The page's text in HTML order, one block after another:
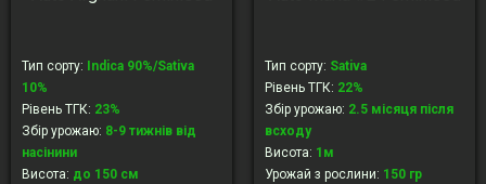
Тип сорту:
Indica 90%/Sativa
10%
Рівень ТГК: 23%
Збір урожаю: 8-9 тижнів від
насінини
Висота: до 150 см
Тип сорту: Sativa
Рівень ТГК: 22%
Збір урожаю: 2.5 місяця після
всходу
Висота: 1м
Урожай з рослини: 150 гр